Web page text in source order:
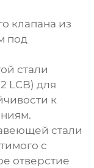
клапана из
под
стали
LCB) для
к
стали
с
отверстие